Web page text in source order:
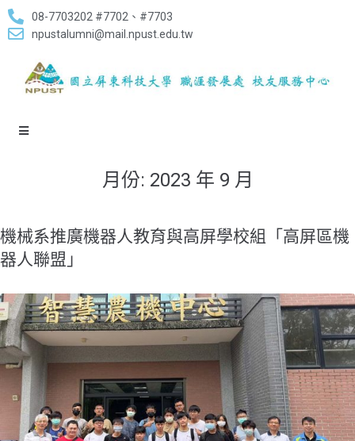
08-7703202 #7702、#7703
npustalumni@mail.npust.edu.tw
月份: 2023 年 9 月
​機械系推廣機器人教育與高屏學校組「高屏區機
器人聯盟」